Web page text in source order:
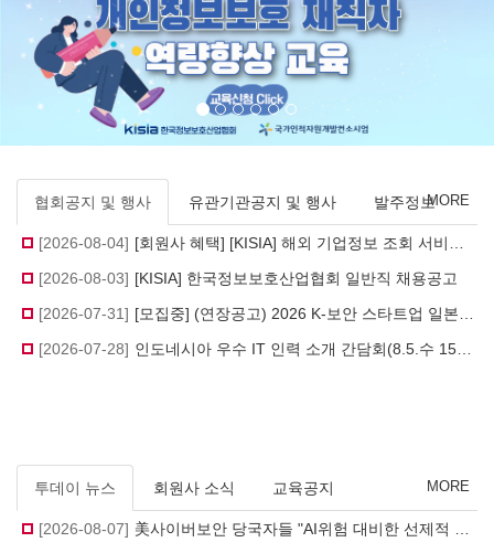
협회공지 및 행사 유관기관공지 및 행사 발주정보
[2026-08-04]
[2026-08-03] [KISIA] 한국정보보호산업협회 일반직 채용공고
[2026-07-31]
[2026-07-28]
MORE
투데이 뉴스 회원사 소식 교육공지
[2026-08-07]
MORE